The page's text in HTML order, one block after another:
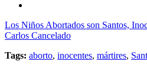
Los Niños Abortados son Santos,
Carlos Cancelado
Tags: aborto, inocentes, mártires,